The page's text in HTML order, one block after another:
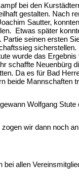
bei den
gestalten. Nach
Sautter,
Etwas später
Partie seinen ersten
wurde das
schaffte Neuenbürg
Da es für Bad
beide Mannschaften
Wolfgang
wir dann noch
bei allen